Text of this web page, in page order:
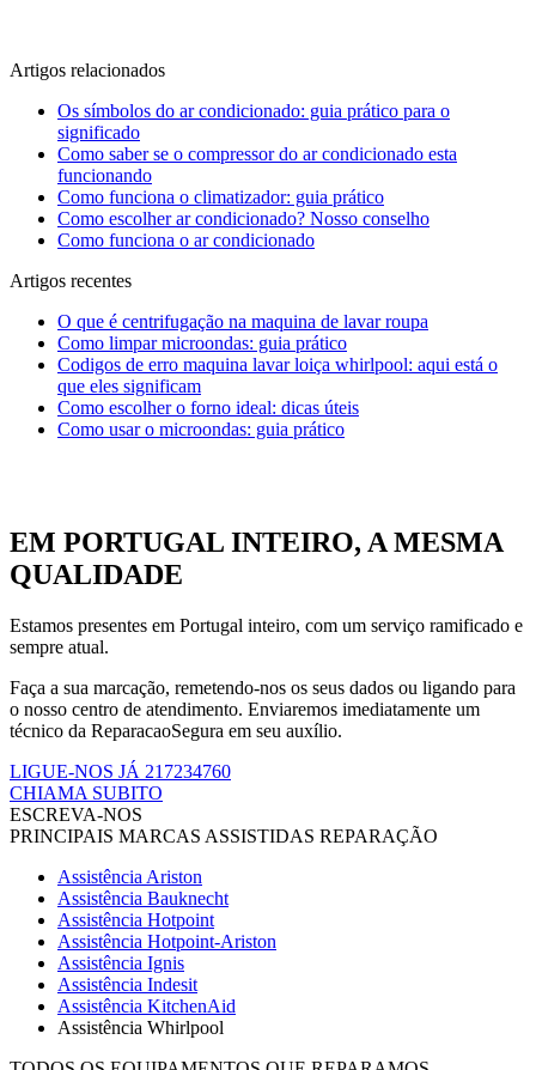
Artigos relacionados
Os símbolos do ar condicionado: guia prático para o
significado
Como saber se o compressor do ar condicionado esta
funcionando
Como funciona o climatizador: guia prático
Como escolher ar condicionado? Nosso conselho
Como funciona o ar condicionado
Artigos recentes
O que é centrifugação na maquina de lavar roupa
Como limpar microondas: guia prático
Codigos de erro maquina lavar loiça whirlpool: aqui está o
que eles significam
Como escolher o forno ideal: dicas úteis
Como usar o microondas: guia prático
EM PORTUGAL INTEIRO, A MESMA
QUALIDADE
Estamos presentes em Portugal inteiro, com um serviço ramificado e
sempre atual.
Faça a sua marcação, remetendo-nos os seus dados ou ligando para
o nosso centro de atendimento. Enviaremos imediatamente um
técnico da ReparacaoSegura em seu auxílio.
LIGUE-NOS JÁ 217234760
CHIAMA SUBITO
ESCREVA-NOS
PRINCIPAIS MARCAS ASSISTIDAS REPARAÇÃO
Assistência Ariston
Assistência Bauknecht
Assistência Hotpoint
Assistência Hotpoint-Ariston
Assistência Ignis
Assistência Indesit
Assistência KitchenAid
Assistência Whirlpool